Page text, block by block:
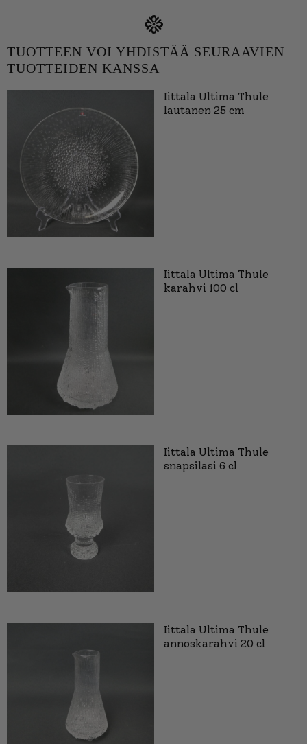
TUOTTEEN VOI YHDISTÄÄ SEURAAVIEN
TUOTTEIDEN KANSSA
Iittala Ultima Thule
lautanen 25 cm
Iittala Ultima Thule
karahvi 100 cl
Iittala Ultima Thule
snapsilasi 6 cl
Iittala Ultima Thule
annoskarahvi 20 cl